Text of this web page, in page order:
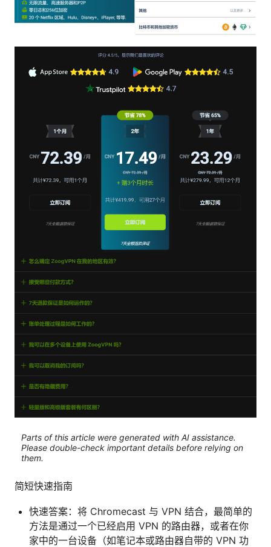
Parts of this article were generated with AI assistance.
Please double-check important details before relying on
them.
简短快速指南
快速答案：将 Chromecast 与 VPN 结合，最简单的
方法是通过一个已经启用 VPN 的路由器，或者在你
家中的一台设备（如笔记本或路由器自带的 VPN 功